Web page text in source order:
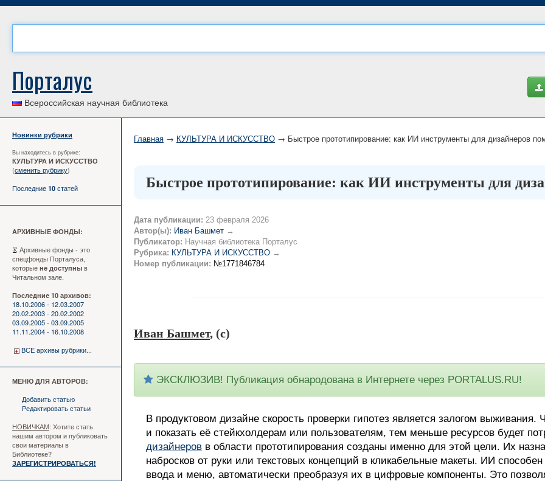
Порталус
Всероссийская научная библиотека
Новинки рубрики
Вы находитесь в рубрике:
КУЛЬТУРА И ИСКУССТВО
(сменить рубрику)
Последние 10 статей
АРХИВНЫЕ ФОНДЫ:
Архивные фонды - это
спецфонды Порталуса,
которые не доступны в
Читальном зале.
Последние 10 архивов:
18.10.2006 - 12.03.2007
20.02.2003 - 20.02.2002
03.09.2005 - 03.09.2005
11.11.2004 - 16.10.2008
ВСЕ архивы рубрики...
МЕНЮ ДЛЯ АВТОРОВ:
Добавить статью
Редактировать статьи
НОВИЧКАМ: Хотите стать
нашим автором и публиковать
свои материалы в
Библиотеке?
ЗАРЕГИСТРИРОВАТЬСЯ!
Главная → КУЛЬТУРА И ИСКУССТВО → Быстрое прототипирование: как ИИ инструменты для дизайнеров
Быстрое прототипирование: как ИИ инструменты для
Дата публикации: 23 февраля 2026
Автор(ы): Иван Башмет →
Публикатор: Научная библиотека Порталус
Рубрика: КУЛЬТУРА И ИСКУССТВО →
Номер публикации: №1771846784
Иван Башмет, (c)
ЭКСКЛЮЗИВ! Публикация обнародована в Интернете через PORTALUS.RU!
В продуктовом дизайне скорость проверки гипотез является залогом
и показать её стейкхолдерам или пользователям, тем меньше ресурсов будет
дизайнеров в области прототипирования созданы именно для этой цели. Их
набросков от руки или текстовых концепций в кликабельные макеты. ИИ
ввода и меню, автоматически преобразуя их в цифровые компоненты. Это